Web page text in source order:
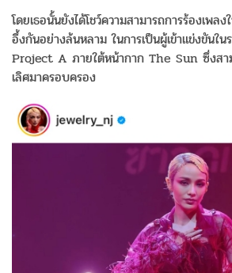
โดยเธอนั้นยังได้โชว์ความสามารถการร้องเพล
อึ้งกันอย่างล้นหลาม ในการเป็นผู้เข้าแข่งขันใ
Project A ภายใต้หน้ากาก The Sun ซึ่งสา
เลิศมาครอบครอง